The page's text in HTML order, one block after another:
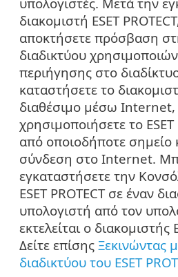
διακομιστή ESET
αποκτήσετε πρόσβαση
διαδικτύου
περιήγησης στο
καταστήσετε το
διαθέσιμο μέσω Internet,
χρησιμοποιήσετε το
από οποιοδήποτε σημείο
σύνδεση στο Internet.
εγκαταστήσετε την
ESET PROTECT σε έναν
υπολογιστή από τον
εκτελείται ο διακομιστής
Δείτε επίσης Ξεκινώντας
διαδικτύου του ESET